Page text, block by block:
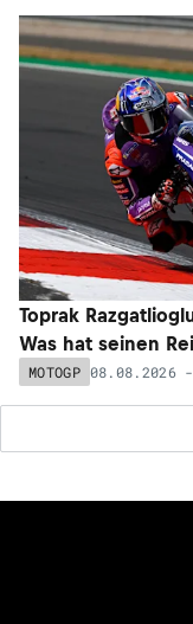
Toprak
Was hat seinen
MOTOGP 08.08.2026